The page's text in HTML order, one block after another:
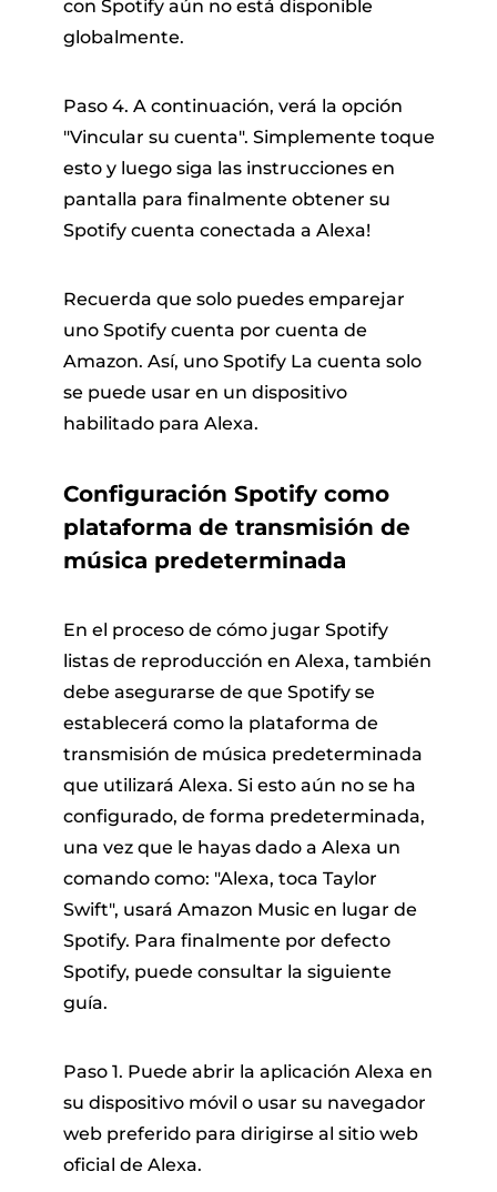
con Spotify aún no está disponible
globalmente.
Paso 4. A continuación, verá la opción
"Vincular su cuenta". Simplemente toque
esto y luego siga las instrucciones en
pantalla para finalmente obtener su
Spotify cuenta conectada a Alexa!
Recuerda que solo puedes emparejar
uno Spotify cuenta por cuenta de
Amazon. Así, uno Spotify La cuenta solo
se puede usar en un dispositivo
habilitado para Alexa.
Configuración Spotify como
plataforma de transmisión de
música predeterminada
En el proceso de cómo jugar Spotify
listas de reproducción en Alexa, también
debe asegurarse de que Spotify se
establecerá como la plataforma de
transmisión de música predeterminada
que utilizará Alexa. Si esto aún no se ha
configurado, de forma predeterminada,
una vez que le hayas dado a Alexa un
comando como: "Alexa, toca Taylor
Swift", usará Amazon Music en lugar de
Spotify. Para finalmente por defecto
Spotify, puede consultar la siguiente
guía.
Paso 1. Puede abrir la aplicación Alexa en
su dispositivo móvil o usar su navegador
web preferido para dirigirse al sitio web
oficial de Alexa.